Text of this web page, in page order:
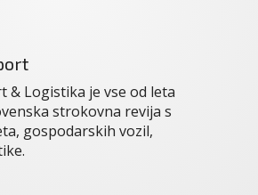
& Logistika je vse od leta
strokovna revija s
gospodarskih vozil,